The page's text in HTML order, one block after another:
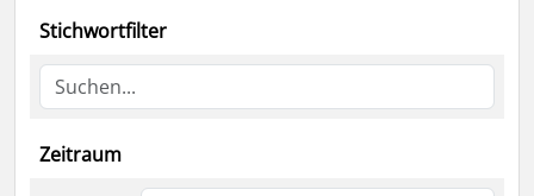
Stichwortfilter
Zeitraum